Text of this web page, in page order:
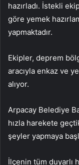
hazırladı. İstekli
göre yemek
yapmaktadır.
Ekipler, deprem
aracıyla enkaz ve
alıyor.
Arpacay Belediye
hızla harekete
şeyler yapmaya
İlçenin tüm duyarlı